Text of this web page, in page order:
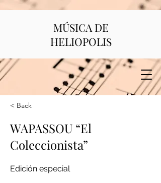
MÚSICA DE
HELIOPOLIS
< Back
WAPASSOU “El
Coleccionista”
Edición especial